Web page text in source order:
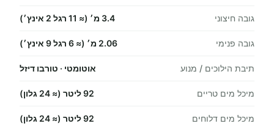
גובה חיצוני 3.4 מ׳ (≈ 11 רגל 2 אינץ׳)
גובה פנימי 2.06 מ׳ (≈ 6 רגל 9 אינץ׳)
תיבת הילוכים / מנוע אוטומטי · טורבו דיזל
מיכל מים טריים 92 ליטר (≈ 24 גלון)
מיכל מים דלוחים 92 ליטר (≈ 24 גלון)